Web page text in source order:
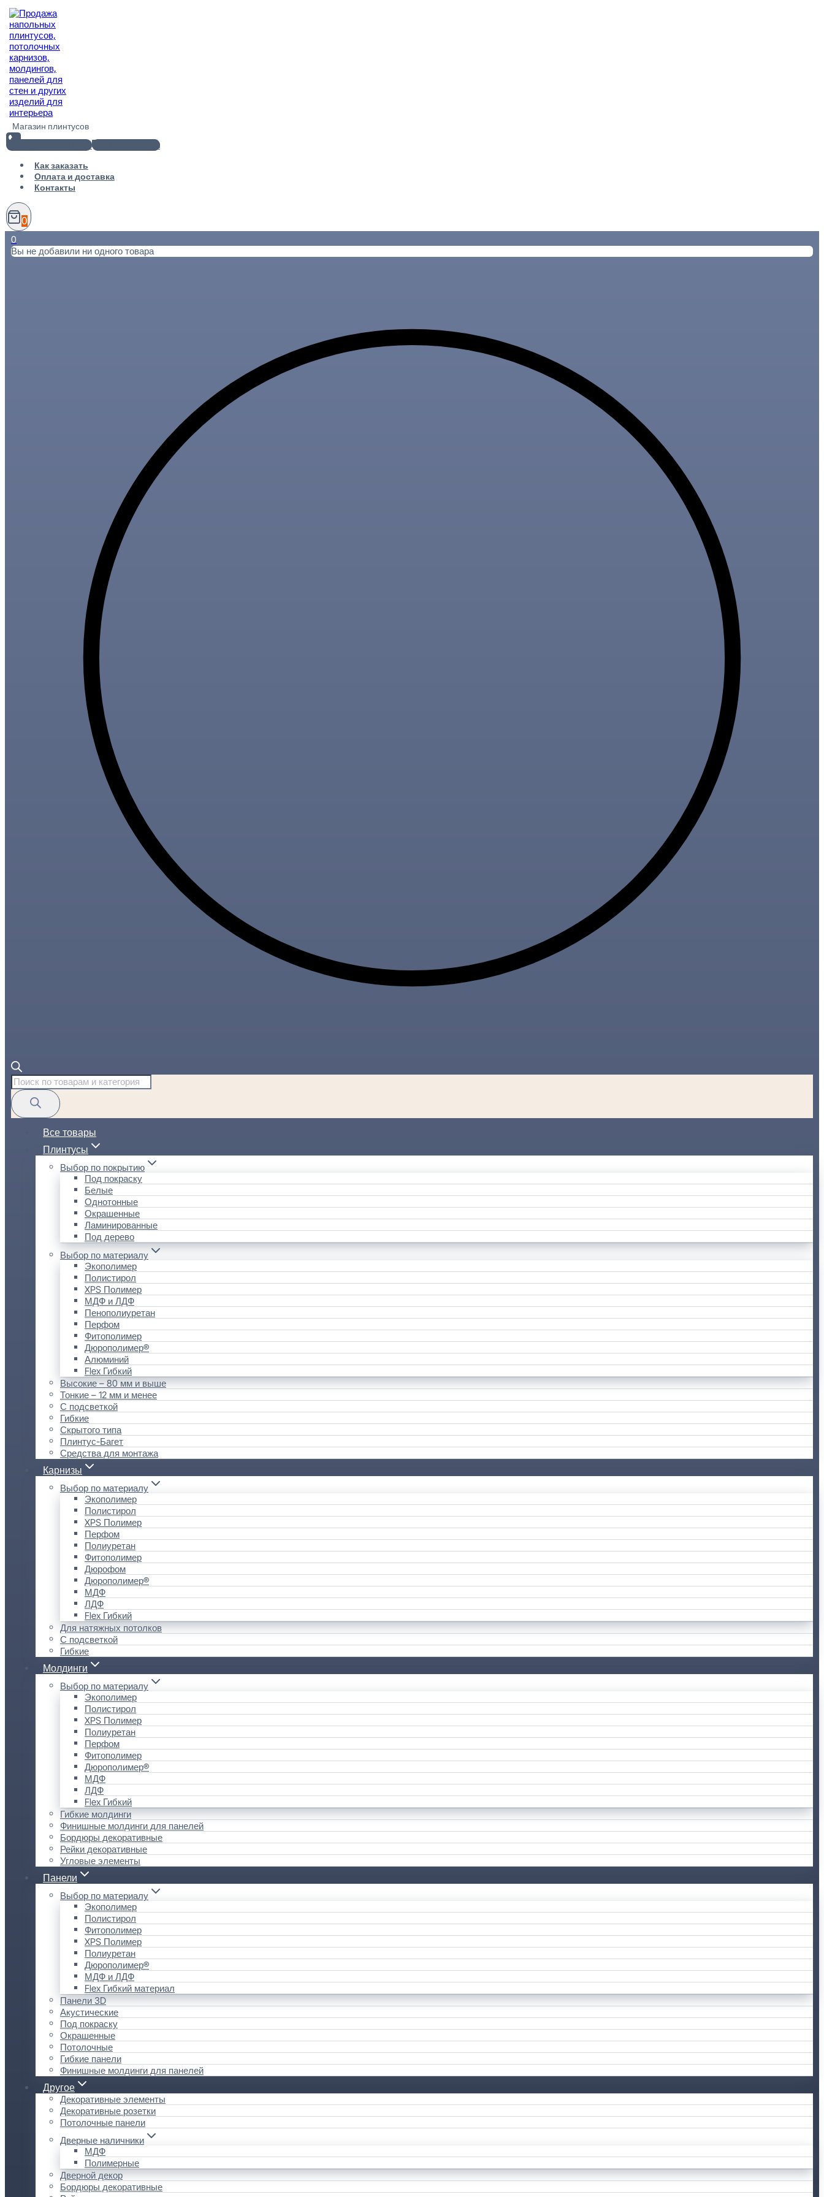
Перейти
содержимому
Магазин плинтусов
+7(812) 920-02-38
info@101metr.ru
Как заказать
Оплата и доставка
Контакты
0
0
Вы не добавили ни одного товара
Поиск
товаров
Все товары
Плинтусы
Выбор по покрытию
Под покраску
Белые
Однотонные
Окрашенные
Ламинированные
Под дерево
Выбор по материалу
Экополимер
Полистирол
XPS Полимер
МДФ и ЛДФ
Пенополиуретан
Перфом
Фитополимер
Дюрополимер®
Алюминий
Flex Гибкий
Высокие – 80 мм и выше
Тонкие – 12 мм и менее
С подсветкой
Гибкие
Скрытого типа
Плинтус-Багет
Средства для монтажа
Карнизы
Выбор по материалу
Экополимер
Полистирол
XPS Полимер
Перфом
Полиуретан
Фитополимер
Дюрофом
Дюрополимер®
МДФ
ЛДФ
Flex Гибкий
Для натяжных потолков
С подсветкой
Гибкие
Молдинги
Выбор по материалу
Экополимер
Полистирол
XPS Полимер
Полиуретан
Перфом
Фитополимер
Дюрополимер®
МДФ
ЛДФ
Flex Гибкий
Гибкие молдинги
Финишные молдинги для панелей
Бордюры декоративные
Рейки декоративные
Угловые элементы
Панели
Выбор по материалу
Экополимер
Полистирол
Фитополимер
XPS Полимер
Полиуретан
Дюрополимер®
МДФ и ЛДФ
Flex Гибкий материал
Панели 3D
Акустические
Под покраску
Окрашенные
Потолочные
Гибкие панели
Финишные молдинги для панелей
Другое
Декоративные элементы
Декоративные розетки
Потолочные панели
Дверные наличники
МДФ
Полимерные
Дверной декор
Бордюры декоративные